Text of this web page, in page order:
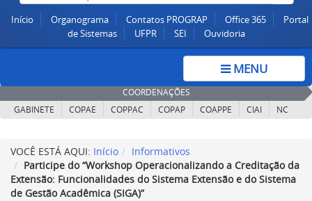
Início Organograma Contatos PROGRAP Office 365
Portal
de Sistemas
UFPR SEI Ouvidoria
VOCÊ ESTÁ AQUI: Início
Informativos
Participe do “Workshop Operacionalizando a Creditação da
Extensão: Funcionalidades do Sistema Extensão e do Sistema
de Gestão Acadêmica (SIGA)”
COORDENAÇÕES
GABINETE
COPAE COPPAC COPAP COAPPE CIAI NC
MENU